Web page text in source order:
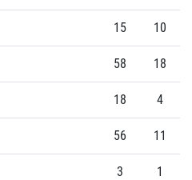
15 10
58 18
18 4
56 11
3 1